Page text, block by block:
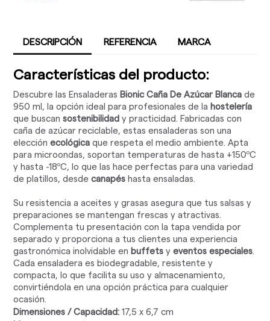
DESCRIPCIÓN REFERENCIA MARCA
Características del producto:
Descubre las Ensaladeras Bionic Caña De Azúcar Blanca de
950 ml, la opción ideal para profesionales de la hostelería
que buscansostenibilidad y practicidad. Fabricadas con
caña de azúcar reciclable, estas ensaladeras son una
elecciónecológica que respeta el medio ambiente. Apta
para microondas, soportan temperaturas de hasta +150ºC
y hasta -18ºC, lo que las hace perfectas para una variedad
de platillos, desdecanapés hasta ensaladas.
Su resistencia a aceites y grasas asegura que tus salsas y
preparaciones se mantengan frescas y atractivas.
Complementa tu presentación con la tapa vendida por
separado y proporciona a tus clientes una experiencia
gastronómica inolvidable en buffets yeventos especiales.
Cada ensaladera es biodegradable, resistente y
compacta, lo que facilita su uso y almacenamiento,
convirtiéndola en una opción práctica para cualquier
ocasión.
Dimensiones / Capacidad: 17,5 x 6,7 cm